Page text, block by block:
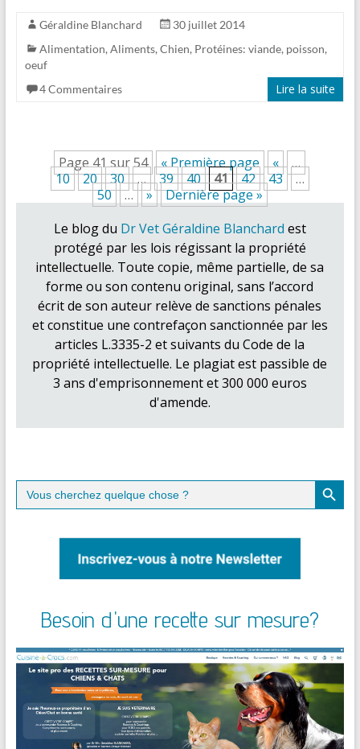
Géraldine Blanchard
30 juillet 2014
Alimentation, Aliments, Chien, Protéines: viande, poisson,
oeuf
4 Commentaires
Lire la suite
Page 41 sur 54 « Première page «
…
10
20 30 … 39 40 41 42 43
…
50
… »
Dernière page »
Le blog du Dr Vet Géraldine Blanchard est
protégé par les lois régissant la propriété
intellectuelle. Toute copie, même partielle, de sa
forme ou son contenu original, sans l’accord
écrit de son auteur relève de sanctions pénales
et constitue une contrefaçon sanctionnée par les
articles L.3335-2 et suivants du Code de la
propriété intellectuelle. Le plagiat est passible de
3 ans d'emprisonnement et 300 000 euros
d'amende.
Search
for:
Search Button
Besoin d'une recette sur mesure?